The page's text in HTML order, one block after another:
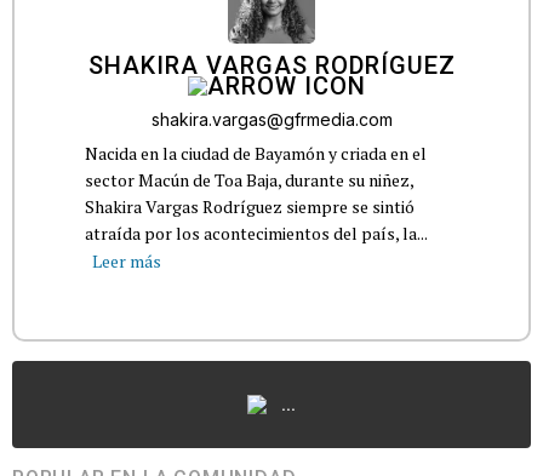
SHAKIRA VARGAS RODRÍGUEZ
shakira.vargas@gfrmedia.com
Nacida en la ciudad de Bayamón y criada en el
sector Macún de Toa Baja, durante su niñez,
Shakira Vargas Rodríguez siempre se sintió
atraída por los acontecimientos del país, la...
Leer más
...